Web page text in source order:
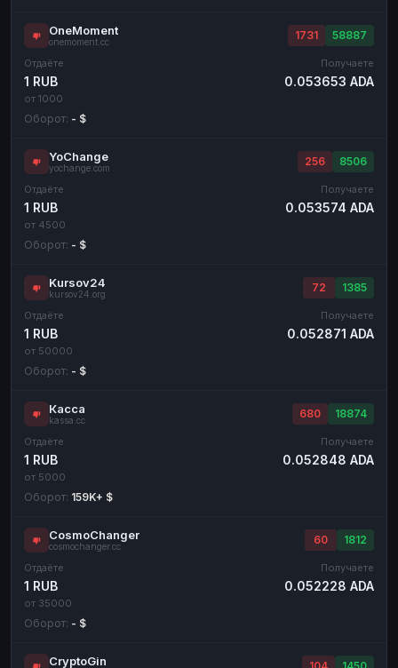
OneMoment
onemoment.cc
1731 58887
Отдаёте
1 RUB
от 1000
Получаете
0.053653 ADA
Оборот: - $
YoChange
yochange.com
256 8506
Отдаёте
1 RUB
от 4500
Получаете
0.053574 ADA
Оборот: - $
Kursov24
kursov24.org
72 1385
Отдаёте
1 RUB
от 50000
Получаете
0.052871 ADA
Оборот: - $
Касса
kassa.cc
680 18874
Отдаёте
1 RUB
от 5000
Получаете
0.052848 ADA
Оборот: 159K+ $
CosmoChanger
cosmochanger.cc
60 1812
Отдаёте
1 RUB
от 35000
Получаете
0.052228 ADA
Оборот: - $
CryptoGin